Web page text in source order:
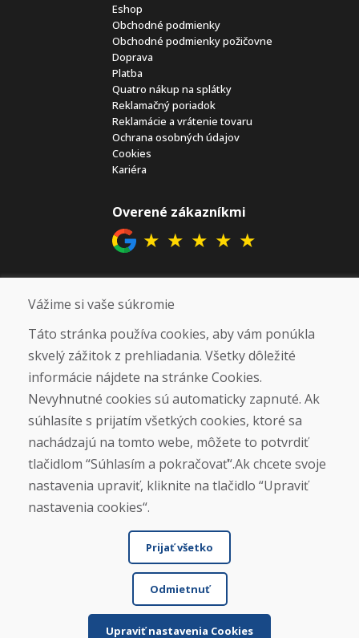
Eshop
Obchodné podmienky
Obchodné podmienky požičovne
Doprava
Platba
Quatro nákup na splátky
Reklamačný poriadok
Reklamácie a vrátenie tovaru
Ochrana osobných údajov
Cookies
Kariéra
Overené zákazníkmi
★ ★ ★ ★ ★
Otváracie hodiny
ZIMNÁ SEZÓNA 2025/2026 JE
UKONČENÁ. ĎAKUJEME VÁM ZA
PRIAZEŇ A TEŠÍME SA NA VÁS OPÄŤ
OD 14. 9. 2026.
Nájsť na Google mape
Vážime si vaše súkromie
Táto stránka používa cookies, aby vám ponúkla
skvelý zážitok z prehliadania. Všetky dôležité
informácie nájdete na stránke Cookies.
Nevyhnutné cookies sú automaticky zapnuté. Ak
súhlasíte s prijatím všetkých cookies, ktoré sa
nachádzajú na tomto webe, môžete to potvrdiť
tlačidlom “Súhlasím a pokračovať“.Ak chcete svoje
nastavenia upraviť, kliknite na tlačidlo “Upraviť
nastavenia cookies“.
Prijať všetko
Odmietnuť
Upraviť nastavenia Cookies